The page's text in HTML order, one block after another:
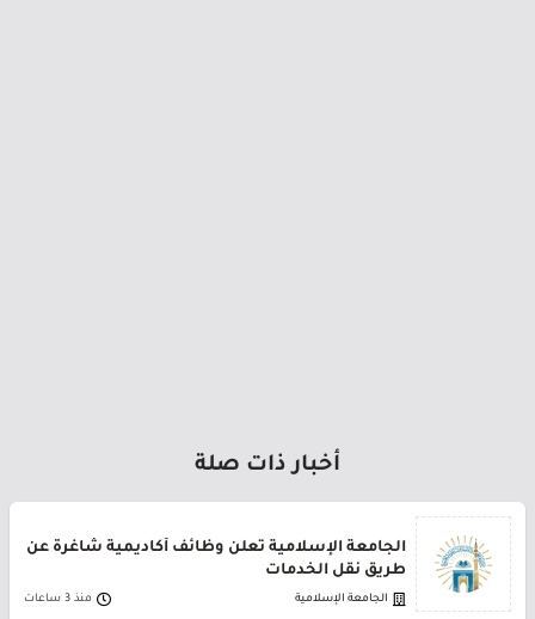
أخبار ذات صلة
الجامعة الإسلامية تعلن وظائف أكاديمية شاغرة عن
طريق نقل الخدمات
الجامعة الإسلامية منذ 3 ساعات